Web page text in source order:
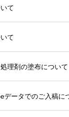
接入稿には対応して
ザインツールからア
利用頂ければ、電話
文が可能です。
て欲しい。などの場
上であれば、サポー
コンシェル
ご利用ください。(※
ザインツールをご利
て
送後18時以降に配送
でお知らせいたしま
連絡いただき調整を
て
内で自動的に割引(最
【付与ポイント】
として付与され、次
1円としてお使いい
送完了の翌日に付与
理剤の塗布について
前処理剤）】カラー
、トートバッグのナ
データでのご入稿に